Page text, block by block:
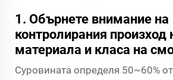
1. Обърнете внимание на
контролирания произход
материала и класа на
Суровината определя 50~60%